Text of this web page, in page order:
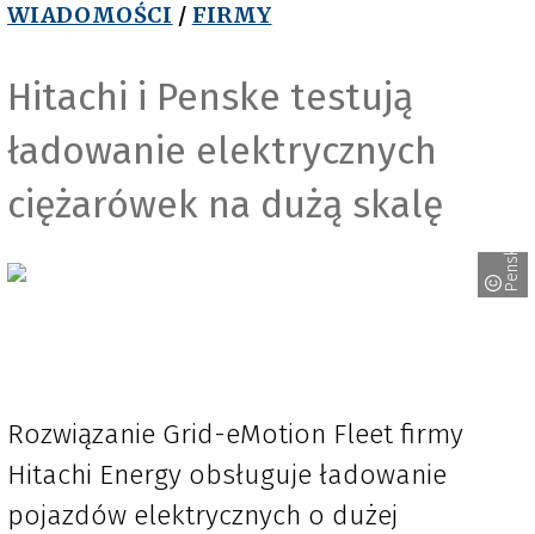
WIADOMOŚCI / FIRMY
Hitachi i Penske testują
ładowanie elektrycznych
ciężarówek na dużą skalę
Penske
Rozwiązanie Grid-eMotion Fleet firmy
Hitachi Energy obsługuje ładowanie
pojazdów elektrycznych o dużej